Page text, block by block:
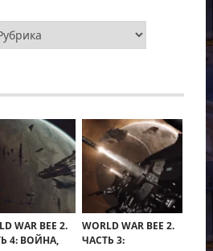
WAR BEE 2.
4: ВОЙНА,
WORLD WAR BEE 2.
ЧАСТЬ 3: